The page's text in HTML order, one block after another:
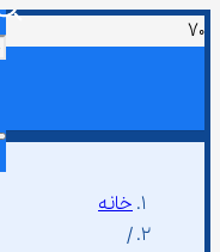
خانه
/